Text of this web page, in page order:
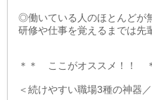
◎働いている人のほとんどが
研修や仕事を覚えるまでは先
＊＊ ここがオススメ！！
＜続けやすい職場3種の神器